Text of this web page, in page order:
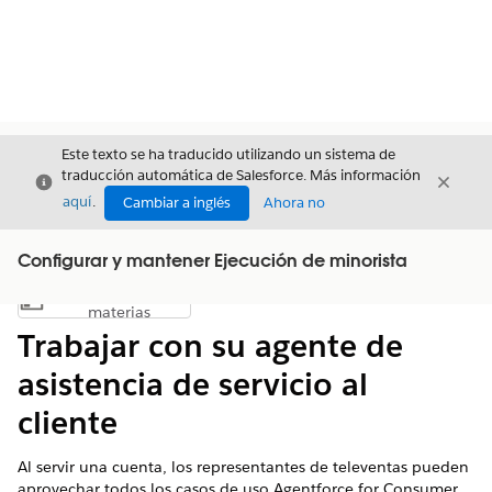
Cerrar
Este texto se ha traducido utilizando un sistema de
traducción automática de Salesforce. Más información
aquí. Cambiar a inglés Ahora no
Cerrar
Configurar y mantener Ejecución de minorista
Mostrar índice de materias
materias
Trabajar con su agente de
asistencia de servicio al
cliente
Al servir una cuenta, los representantes de televentas pueden